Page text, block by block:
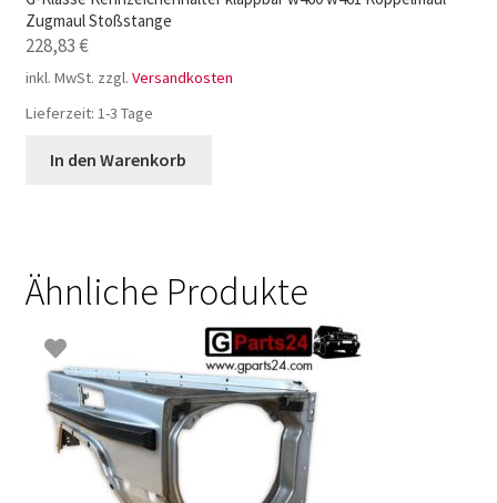
Zugmaul Stoßstange
228,83€
inkl. MwSt. zzgl. Versandkosten
Lieferzeit: 1-3 Tage
In den Warenkorb
Ähnliche Produkte